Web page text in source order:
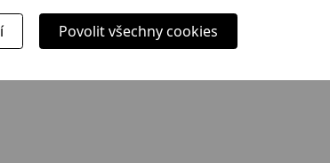
Povolit všechny cookies